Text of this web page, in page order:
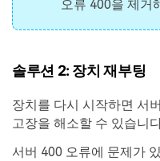
오류 400을 제거
솔루션 2: 장치 재부팅
장치를 다시 시작하면 서
고장을 해소할 수 있습니
서버 400 오류에 문제가